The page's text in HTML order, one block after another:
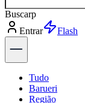
Buscarn
Entrar
Explorar
Tudo
Barueri
Região